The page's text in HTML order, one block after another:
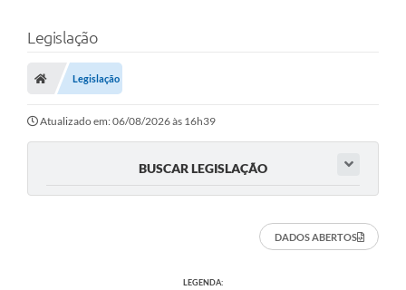
Legislação
Legislação
Atualizado em: 06/08/2026 às 16h39
BUSCAR LEGISLAÇÃO
DADOS ABERTOS
LEGENDA: